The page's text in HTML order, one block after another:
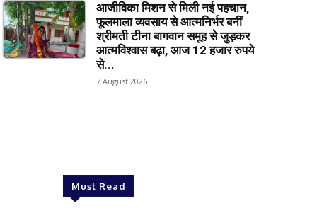
आजीविका मिशन से मिली नई पहचान,
फूलमाला व्यवसाय से आत्मनिर्भर बनीं
श्रीमती टीना बागवान समूह से जुड़कर
आत्मविश्वास बढ़ा, आज 12 हजार रुपये
से...
7 August 2026
Must Read